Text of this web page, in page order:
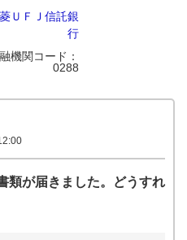
類が届きました。どうすれ